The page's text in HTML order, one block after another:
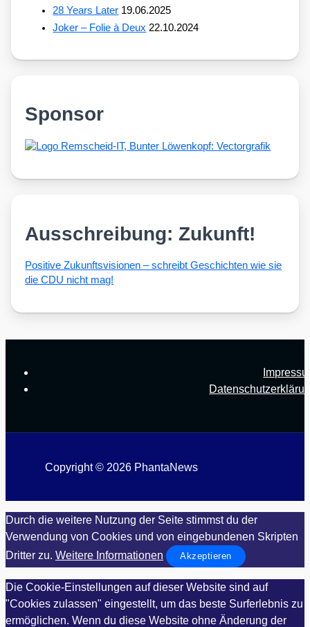
28 Years Later 19.06.2025
Joker – Folie à Deux 22.10.2024
Sponsor
Ausschreibung: Zukunft!
Posi­ti­ve Zukunfts­vi­sio­nen – schreibt Geschich­ten wie sie
die CDU nicht mag!
Copyright © 2026 PhantaNews
Durch die weitere Nutzung der Seite stimmst du der
Verwendung von Cookies und von eingebundenen Skripten
Dritter zu. Weitere Informationen Akzeptieren
Die Cookie-Einstellungen auf dieser Website sind auf
"Cookies zulassen" eingestellt, um das beste Surferlebnis zu
ermöglichen. Wenn du diese Website ohne Änderung der